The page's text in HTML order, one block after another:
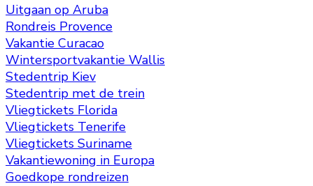
Uitgaan op Aruba
Rondreis Provence
Vakantie Curacao
Wintersportvakantie Wallis
Stedentrip Kiev
Stedentrip met de trein
Vliegtickets Florida
Vliegtickets Tenerife
Vliegtickets Suriname
Vakantiewoning in Europa
Goedkope rondreizen